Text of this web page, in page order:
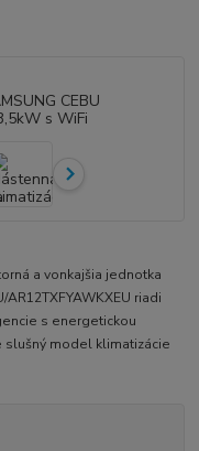
a vonkajšia jednotka
riadi
s energetickou
slušný model klimatizácie